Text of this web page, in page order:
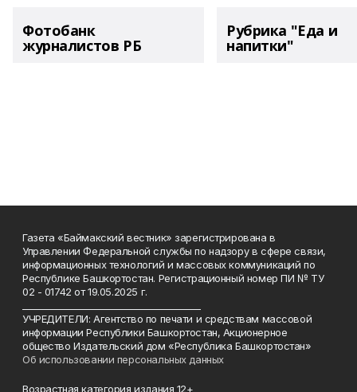
Фотобанк
журналистов РБ
Рубрика "Еда и
напитки"
Газета «Баймакский вестник» зарегистрирована в
Управлении Федеральной службы по надзору в сфере связи,
информационных технологий и массовых коммуникаций по
Республике Башкортостан. Регистрационный номер ПИ № ТУ
02 - 01742 от 19.05.2025 г.
УЧРЕДИТЕЛИ: Агентство по печати и средствам массовой
информации Республики Башкортостан, Акционерное
общество Издательский дом «Республика Башкортостан»
Об использовании персональных данных
Возрастная категория издания 12+